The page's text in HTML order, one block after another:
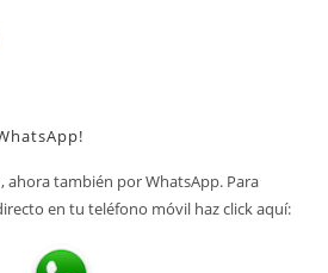
ahora también por WhatsApp. Para
en tu teléfono móvil haz click aquí: